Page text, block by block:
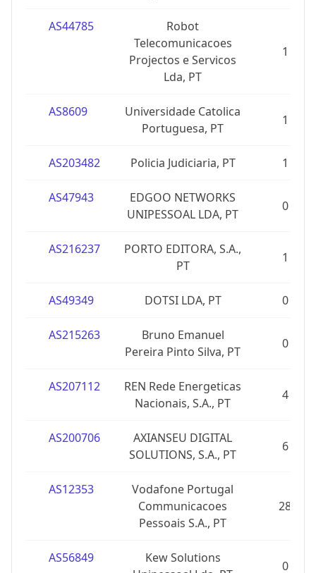
AS44785
Robot
Telecomunicacoes
Projectos e Servicos
Lda, PT
1
AS8609
Universidade Catolica
Portuguesa, PT
1
AS203482 Policia Judiciaria, PT 1
AS47943
EDGOO NETWORKS
UNIPESSOAL LDA, PT
0
AS216237
PORTO EDITORA, S.A.,
PT
1
AS49349 DOTSI LDA, PT 0
AS215263
Bruno Emanuel
Pereira Pinto Silva, PT
0
AS207112
REN Rede Energeticas
Nacionais, S.A., PT
4
AS200706
AXIANSEU DIGITAL
SOLUTIONS, S.A., PT
6
AS12353
Vodafone Portugal
Communicacoes
Pessoais S.A., PT
28
AS56849
Kew Solutions
0